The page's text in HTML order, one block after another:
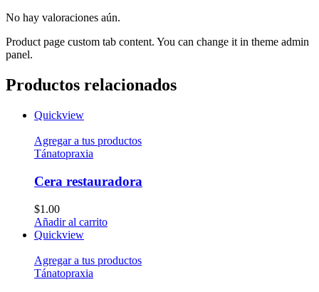
No hay valoraciones aún.
Product page custom tab content. You can change it in theme admin
panel.
Productos relacionados
Quickview
Agregar a tus productos
Tánatopraxia
Cera restauradora
$1.00
Añadir al carrito
Quickview
Agregar a tus productos
Tánatopraxia